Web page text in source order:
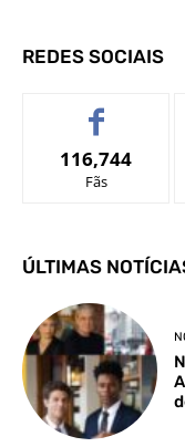
REDES SOCIAIS
116,744
Fãs
ÚLTIMAS